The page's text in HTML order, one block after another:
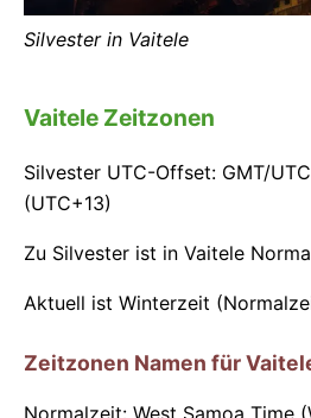
Silvester in Vaitele
Vaitele Zeitzonen
Silvester UTC-Offset: GMT/
(UTC+13)
Zu Silvester ist in Vaitele
Aktuell ist Winterzeit
Zeitzonen Namen für